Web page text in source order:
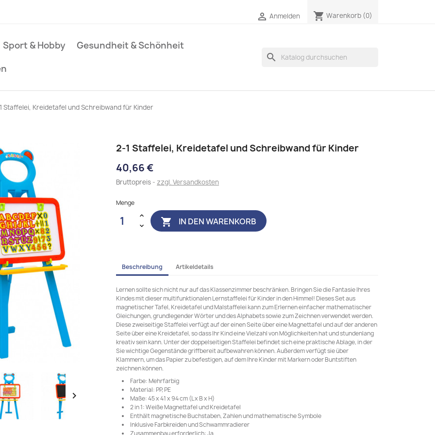
 Anmelden shopping_cart Warenkorb (0)
Sport & Hobby
Gesundheit & Schönheit
search
Staffelei, Kreidetafel und Schreibwand für Kinder

2-1 Staffelei, Kreidetafel und Schreibwand für Kinder
40,66 €
Bruttopreis zzgl. Versandkosten
Menge
 IN DEN WARENKORB
Beschreibung Artikeldetails
Lernen sollte sich nicht nur auf das Klassenzimmer beschränken. Bringen Sie die Fantasie Ihres
Kindes mit dieser multifunktionalen Lernstaffelei für Kinder in den Himmel! Dieses Set aus
magnetischer Tafel, Kreidetafel und Malstaffelei kann zum Erlernen einfacher mathematischer
Gleichungen, grundlegender Wörter und des Alphabets sowie zum Zeichnen verwendet werden.
Diese zweiseitige Staffelei verfügt auf der einen Seite über eine Magnettafel und auf der anderen
Seite über eine Kreidetafel, so dass Ihr Kind eine Vielzahl von Möglichkeiten hat und stundenlang
kreativ sein kann. Unter der doppelseitigen Staffelei befindet sich eine praktische Ablage, in der
Sie wichtige Gegenstände griffbereit aufbewahren können. Außerdem verfügt sie über
Klammern, um das Papier zu befestigen, auf dem Ihre Kinder mit Markern oder Buntstiften
zeichnen können.
Farbe: Mehrfarbig
Material: PP, PE
Maße: 45 x 41 x 94 cm (L x B x H)
2 in 1: Weiße Magnettafel und Kreidetafel
Enthält magnetische Buchstaben, Zahlen und mathematische Symbole
Inklusive Farbkreiden und Schwammradierer
Zusammenbau erforderlich: Ja